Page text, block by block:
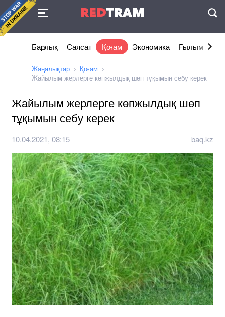
REDTRAM
Келісімі
Барлық Саясат Қоғам Экономика Ғылым және
Жаңалықтар
Қоғам
Жайылым жерлерге көпжылдық шөп тұқымын себу керек
Жайылым жерлерге көпжылдық шөп
тұқымын себу керек
10.04.2021, 08:15 baq.kz